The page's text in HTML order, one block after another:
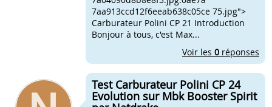
7aa913ccd12f6eeab638c05ce 75.jpg">
Carburateur Polini CP 21 Introduction
Bonjour à tous, c'est Max...
Voir les 0 réponses
Test Carburateur Polini CP 24
Evolution sur Mbk Booster Spirit